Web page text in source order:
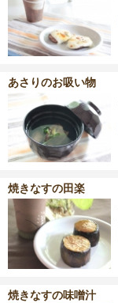
あさりのお吸い物
焼きなすの田楽
焼きなすの味噌汁